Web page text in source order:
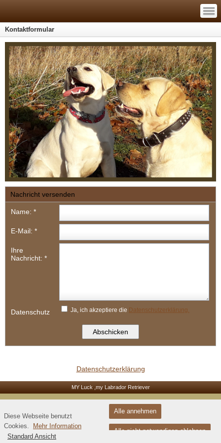
—
—
—
Kontaktformular
Nachricht versenden
Name: *
E-Mail: *
Ihre
Nachricht: *
Datenschutz Ja, ich akzeptiere die Datenschutzerklärung.
Datenschutzerklärung
MY Luck ,my Labrador Retriever
Standard Ansicht
Diese Webseite benutzt
Cookies.
Mehr Information
Alle annehmen
Alle nicht notwendigen ablehnen